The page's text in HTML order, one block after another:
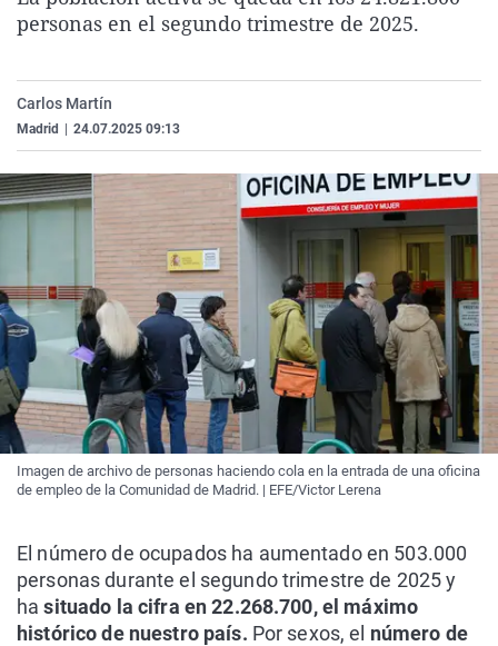
La rosa de los vientos
Caso
Extremadura
País Vasco
Virales
personas en el segundo trimestre de 2025.
Carlos Martín
Madrid 24.07.2025 09:13
Imagen de archivo de personas haciendo cola en la entrada de una oficina
de empleo de la Comunidad de Madrid. | EFE/Victor Lerena
El número de ocupados ha aumentado en 503.000
personas durante el segundo trimestre de 2025 y
hasituado la cifra en 22.268.700, el máximo
histórico de nuestro país. Por sexos, el número de